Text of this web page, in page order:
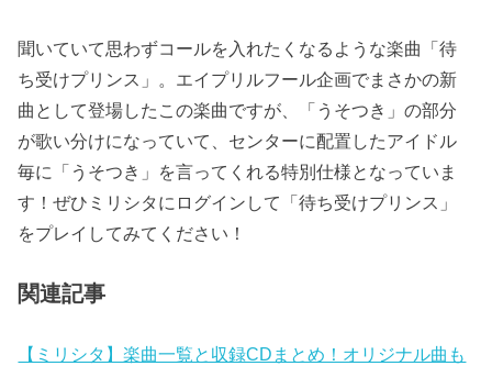
聞いていて思わずコールを入れたくなるような楽曲「待
ち受けプリンス」。エイプリルフール企画でまさかの新
曲として登場したこの楽曲ですが、「うそつき」の部分
が歌い分けになっていて、センターに配置したアイドル
毎に「うそつき」を言ってくれる特別仕様となっていま
す！ぜひミリシタにログインして「待ち受けプリンス」
をプレイしてみてください！
関連記事
【ミリシタ】楽曲一覧と収録CDまとめ！オリジナル曲も